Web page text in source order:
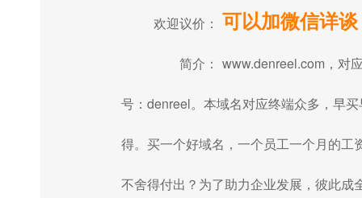
欢迎议价： 可以加微信详谈
简介： www.denreel.com，对
号：denreel。本域名对应终端众多，早买
得。买一个好域名，一个员工一个月的工
不舍得付出？为了助力企业发展，彼此成